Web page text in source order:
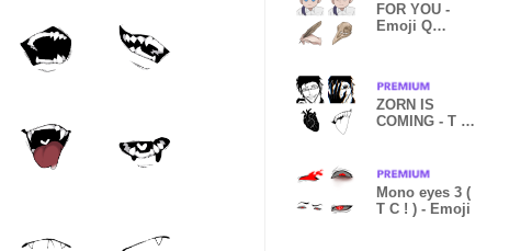
FOR YOU -
Emoji Q
ZORN IS
COMING - T C
Mono eyes 3 (
T C ! ) - Emoji